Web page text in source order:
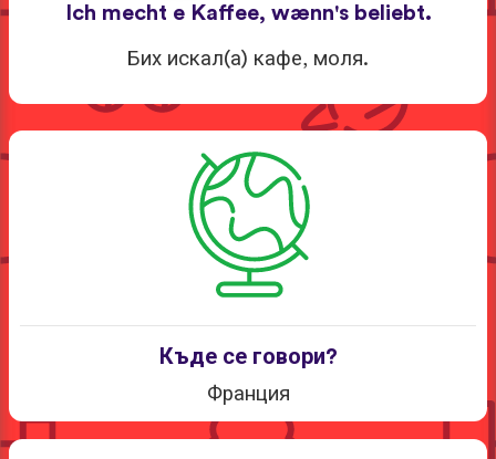
Ich mecht e Kaffee, wænn's beliebt.
Бих искал(а) кафе, моля.
Къде се говори?
Франция